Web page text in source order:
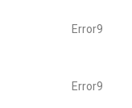
Error9
Error9